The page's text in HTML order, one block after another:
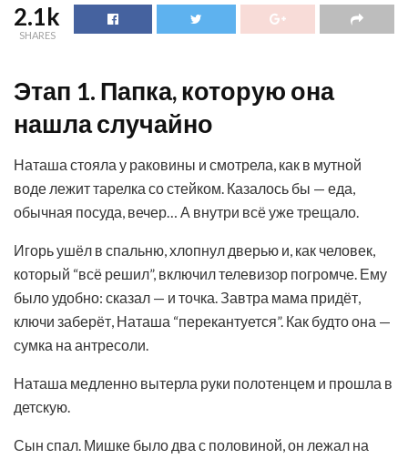
2.1k
SHARES
Этап 1. Папка, которую она
нашла случайно
Наташа стояла у раковины и смотрела, как в мутной
воде лежит тарелка со стейком. Казалось бы — еда,
обычная посуда, вечер… А внутри всё уже трещало.
Игорь ушёл в спальню, хлопнул дверью и, как человек,
который “всё решил”, включил телевизор погромче. Ему
было удобно: сказал — и точка. Завтра мама придёт,
ключи заберёт, Наташа “перекантуется”. Как будто она —
сумка на антресоли.
Наташа медленно вытерла руки полотенцем и прошла в
детскую.
Сын спал. Мишке было два с половиной, он лежал на